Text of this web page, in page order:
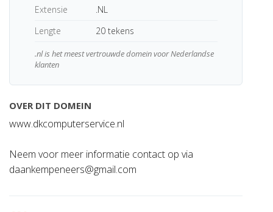
Extensie
.NL
Lengte
20 tekens
.nl is het meest vertrouwde domein voor Nederlandse
klanten
OVER DIT DOMEIN
www.dkcomputerservice.nl
Neem voor meer informatie contact op via
daankempeneers@gmail.com